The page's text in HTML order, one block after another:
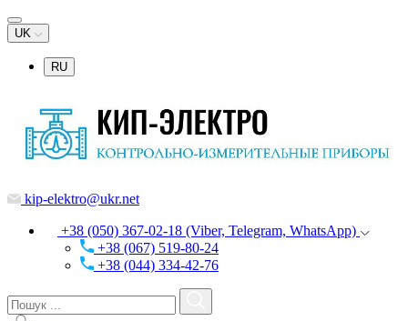
UK
RU
kip-elektro@ukr.net
+38 (050) 367-02-18 (Viber, Telegram, WhatsApp)
+38 (067) 519-80-24
+38 (044) 334-42-76